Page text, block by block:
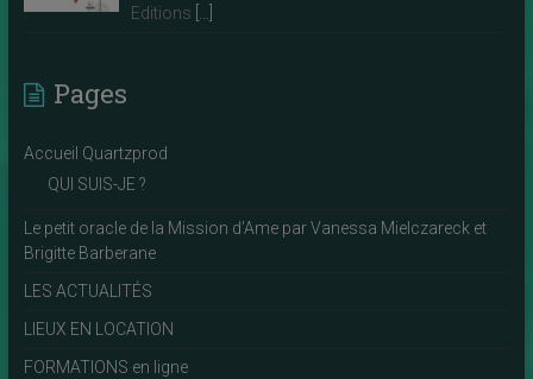
Editions […]
Pages
Accueil Quartzprod
QUI SUIS-JE ?
Le petit oracle de la Mission d’Ame par Vanessa Mielczareck et
Brigitte Barberane
LES ACTUALITÉS
LIEUX EN LOCATION
FORMATIONS en ligne